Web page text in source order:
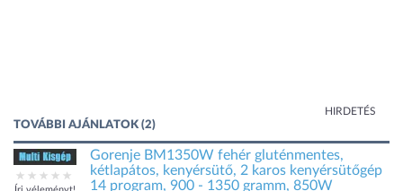
HIRDETÉS
TOVÁBBI AJÁNLATOK (2)
Gorenje BM1350W fehér gluténmentes,
kétlapátos, kenyérsütő, 2 karos kenyérsütőgép
14 program, 900 - 1350 gramm, 850W